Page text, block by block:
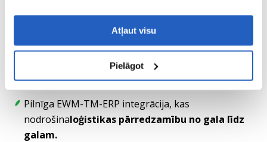
Atļaut visu
Pielāgot
Ātrākas kvalitātes pārbaudes,
vienkāršotu lietotāja saskarni un mobilo piekļuvi
Samazināta kavēšanāsdokdarbu plānošanā ar
uzlabotiem plānošanas rīkiem
Pilnīga EWM-TM-ERP integrācija, kas
nodrošinaloģistikas pārredzamību no gala līdz
galam.